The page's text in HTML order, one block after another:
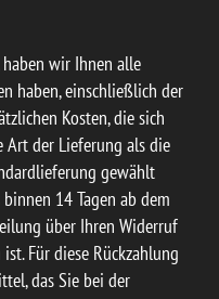
wir Ihnen alle
haben, einschließlich der
Kosten, die sich
Art der Lieferung als die
gewählt
14 Tagen ab dem
über Ihren Widerruf
Für diese Rückzahlung
das Sie bei der